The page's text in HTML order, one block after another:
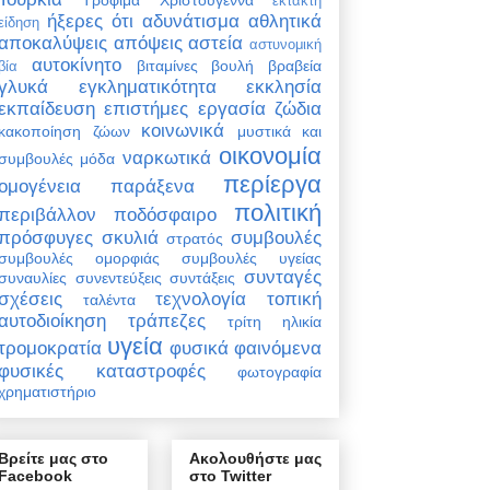
ήξερες ότι αδυνάτισμα αθλητικά
απόψεις αστεία αστυνομική
βία
αυτοκίνητο βιταμίνες βουλή βραβεία
εγκληματικότητα
εκκλησία
επιστήμες εργασία ζώδια
κακοποίηση ζώων κοινωνικά
μυστικά και
μόδα ναρκωτικά οικονομία
παράξενα περίεργα
ποδόσφαιρο πολιτική
σκυλιά στρατός συμβουλές
ομορφιάς
συμβουλές υγείας
συνεντεύξεις συντάξεις συνταγές
ταλέντα τεχνολογία
τοπική
τράπεζες τρίτη ηλικία
υγεία φυσικά φαινόμενα
καταστροφές
φωτογραφία
Βρείτε μας στο
Facebook
Ακολουθήστε μας
στο Twitter